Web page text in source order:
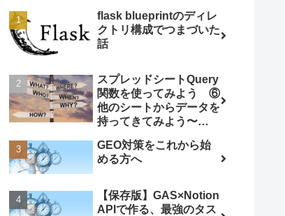
flask blueprintのディレ
クトリ構成でつまづいた
話
スプレッドシートQuery
関数を使ってみよう ⑥
他のシートからデータを
持ってきてみよう〜
組み合わせ〜
GEO対策をこれから始
める方へ
【保存版】GAS×Notion
APIで作る、最強のタス